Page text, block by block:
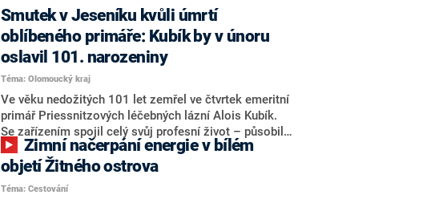
Hrubého Jeseníku, v nejsevernějším cípu
Olomouckého kraje leží místo, které nabízí péči o tělo
i ducha s pomocí klidu, ticha a léčivých vod:
Priessnitzovy léčebné Lázně.
Smutek v Jeseníku kvůli úmrtí
oblíbeného primáře: Kubík by v únoru
oslavil 101. narozeniny
Téma: Olomoucký kraj
Ve věku nedožitých 101 let zemřel ve čtvrtek emeritní
primář Priessnitzových léčebných lázní Alois Kubík.
Se zařízením spojil celý svůj profesní život – působil v
něm dlouhých šedesát let až do roku 2012. O jeho
skonu informovaly stránky města Jeseník.
objetí Žitného ostrova
Téma: Cestování